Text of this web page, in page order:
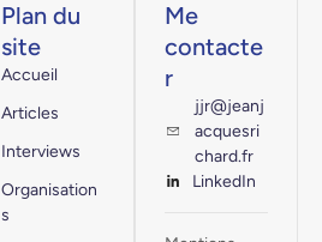
Plan du
site
Accueil
Articles
Interviews
Organisation
s
Me
contacte
r
jjr@jeanj
acquesri
chard.fr
LinkedIn